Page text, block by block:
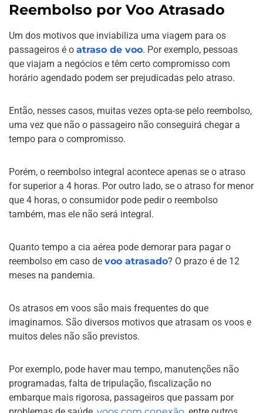
Reembolso por Voo Atrasado
Um dos motivos que inviabiliza uma viagem para os
passageiros é o atraso de voo. Por exemplo, pessoas
que viajam a negócios e têm certo compromisso com
horário agendado podem ser prejudicadas pelo atraso.
Então, nesses casos, muitas vezes opta-se pelo reembolso,
uma vez que não o passageiro não conseguirá chegar a
tempo para o compromisso.
Porém, o reembolso integral acontece apenas se o atraso
for superior a 4 horas. Por outro lado, se o atraso for menor
que 4 horas, o consumidor pode pedir o reembolso
também, mas ele não será integral.
Quanto tempo a cia aérea pode demorar para pagar o
reembolso em caso de voo atrasado? O prazo é de 12
meses na pandemia.
Os atrasos em voos são mais frequentes do que
imaginamos. São diversos motivos que atrasam os voos e
muitos deles não são previstos.
Por exemplo, pode haver mau tempo, manutenções não
programadas, falta de tripulação, fiscalização no
embarque mais rigorosa, passageiros que passam por